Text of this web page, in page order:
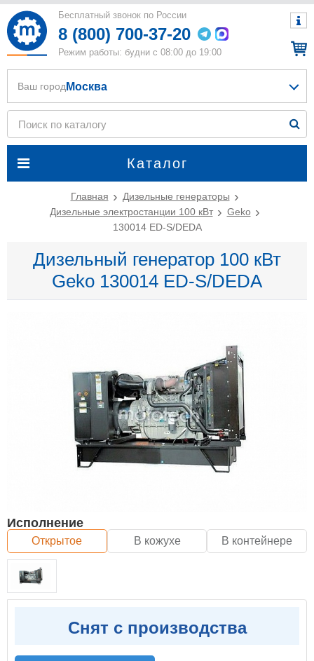
Бесплатный звонок по России
8 (800) 700-37-20
Режим работы: будни с 08:00 до 19:00
Каталог
Ваш город Москва
Главная
Дизельные генераторы
Дизельные электростанции 100 кВт
Geko
130014 ED-S/DEDA
Дизельный генератор 100 кВт
Geko 130014 ED-S/DEDA
Исполнение
Открытое В кожухе В контейнере
Снят с производства